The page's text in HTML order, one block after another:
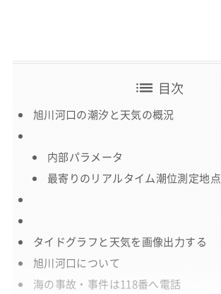
list 目次
旭川河口の潮汐と天気の概況
内部パラメータ
最寄りのリアルタイム潮位測定地点
タイドグラフと天気を画像出力する
旭川河口について
海の事故・事件は118番へ電話